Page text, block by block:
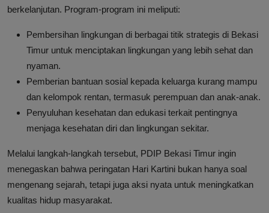
berkelanjutan. Program-program ini meliputi:
Pembersihan lingkungan di berbagai titik strategis di Bekasi
Timur untuk menciptakan lingkungan yang lebih sehat dan
nyaman.
Pemberian bantuan sosial kepada keluarga kurang mampu
dan kelompok rentan, termasuk perempuan dan anak-anak.
Penyuluhan kesehatan dan edukasi terkait pentingnya
menjaga kesehatan diri dan lingkungan sekitar.
Melalui langkah-langkah tersebut, PDIP Bekasi Timur ingin
menegaskan bahwa peringatan Hari Kartini bukan hanya soal
mengenang sejarah, tetapi juga aksi nyata untuk meningkatkan
kualitas hidup masyarakat.